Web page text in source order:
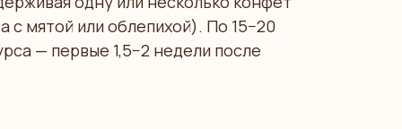
с мятой или облепихой). По 15−20
— первые 1,5−2 недели после